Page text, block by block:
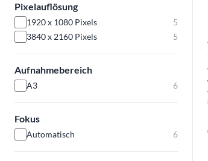
Pixelauflösung
1920 x 1080 Pixels
5
3840 x 2160 Pixels
5
Aufnahmebereich
A3 6
Fokus
Automatisch 6